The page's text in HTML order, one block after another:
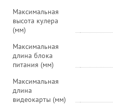
Максимальная
высота кулера
(мм)
Максимальная
длина блока
питания (мм)
Максимальная
длина
видеокарты (мм)